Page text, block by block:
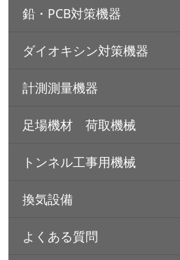
鉛・PCB対策機器
ダイオキシン対策機器
計測測量機器
足場機材 荷取機械
トンネル工事用機械
換気設備
よくある質問